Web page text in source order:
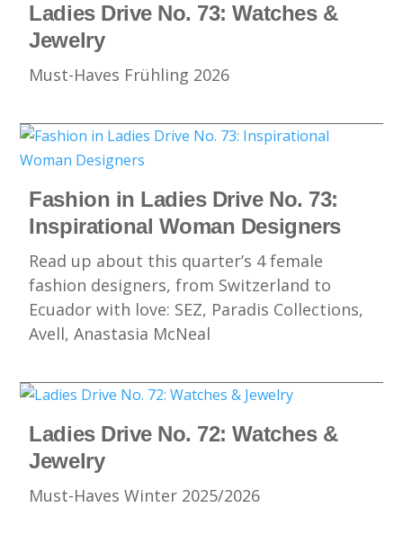
Ladies Drive No. 73: Watches &
Jewelry
Must-Haves Frühling 2026
Fashion in Ladies Drive No. 73:
Inspirational Woman Designers
Read up about this quarter’s 4 female
fashion designers, from Switzerland to
Ecuador with love: SEZ, Paradis Collections,
Avell, Anastasia McNeal
Ladies Drive No. 72: Watches &
Jewelry
Must-Haves Winter 2025/2026